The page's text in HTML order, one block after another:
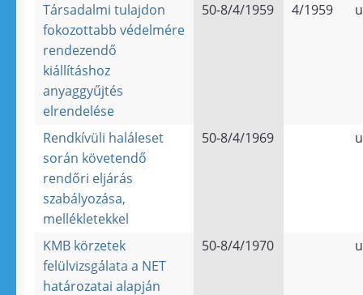
Társadalmi tulajdon
fokozottabb védelmére
rendezendő
kiállításhoz
anyaggyűjtés
elrendelése
50-8/4/1959 4/1959
Rendkívüli haláleset
során követendő
rendőri eljárás
szabályozása,
mellékletekkel
50-8/4/1969
KMB körzetek
felülvizsgálata a NET
határozatai alapján
50-8/4/1970